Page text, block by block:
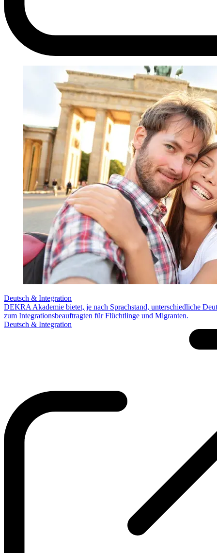
Deutsch & Integration
DEKRA Akademie bietet, je nach Sprachstand, unterschiedliche
zum Integrationsbeauftragten für Flüchtlinge und Migranten.
Deutsch & Integration